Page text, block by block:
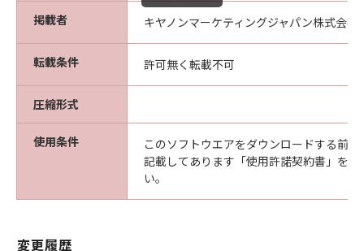
ア」を交換いたします。
保証の否認・免責
(1) 「本ソフトウエア」は、『現状のまま』の
状態で使用許諾されます。キヤノン、キヤノン
の関連会社、それらの販売代理店及び販売店
は、「本ソフトウエア」に関して、商品性及び
特定の目的への適合性の保証を含め、いかなる
保証も、明示たると黙示たるとを問わず一切し
ないものとします。
(2) キヤノン、キヤノンの関連会社、それらの販
売代理店及び販売店は、「許諾ソフトウエア」
（逸失利益及びその他の派生的または付随的な
掲載者 キヤノンマーケティングジャパン株式会社
転載条件 許可無く転載不可
圧縮形式
使用条件
このソフトウエアをダウンロードする前
記載してあります「使用許諾契約書」を
い。
変更履歴